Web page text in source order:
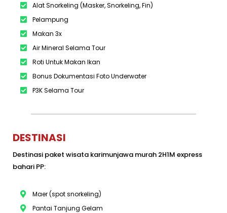
Alat Snorkeling (Masker, Snorkeling, Fin)
Pelampung
Makan 3x
Air Mineral Selama Tour
Roti Untuk Makan Ikan
Bonus Dokumentasi Foto Underwater
P3K Selama Tour
DESTINASI
Destinasi paket wisata karimunjawa murah 2H1M express
bahari PP:
Maer (spot snorkeling)
Pantai Tanjung Gelam